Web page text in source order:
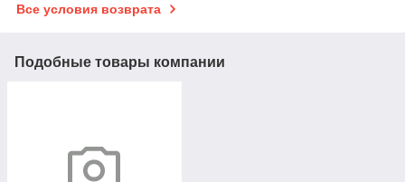
Все условия возврата
Подобные товары компании